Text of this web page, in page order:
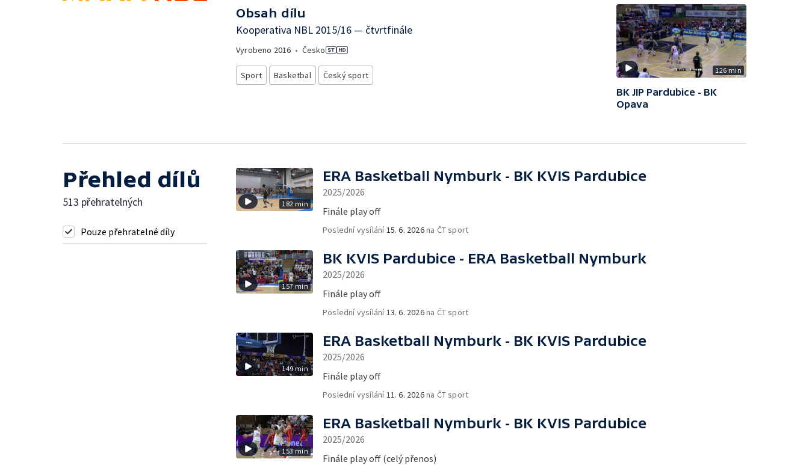
Obsah dílu
Kooperativa NBL 2015/16 — čtvrtfinále
Vyrobeno 2016 • Česko
Sport Basketbal Český sport 126 min
BK JIP Pardubice - BK
Opava
Přehled dílů
513 přehratelných
Pouze přehratelné díly
182 min
ERA Basketball Nymburk - BK KVIS Pardubice
2025/2026
Finále play off
Poslední vysílání 15. 6. 2026na ČT sport
157 min
BK KVIS Pardubice - ERA Basketball Nymburk
2025/2026
Finále play off
Poslední vysílání 13. 6. 2026na ČT sport
149 min
ERA Basketball Nymburk - BK KVIS Pardubice
2025/2026
Finále play off
Poslední vysílání 11. 6. 2026na ČT sport
153 min
ERA Basketball Nymburk - BK KVIS Pardubice
2025/2026
Finále play off (celý přenos)